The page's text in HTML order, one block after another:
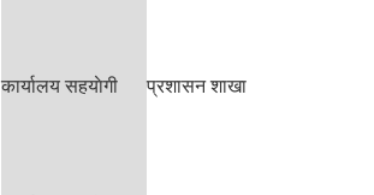
कार्यालय सहयाेगी प्रशासन शाखा